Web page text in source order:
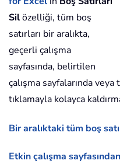
Silözelliği, tüm boş
satırları bir aralıkta,
geçerli çalışma
sayfasında, belirtilen
çalışma sayfalarında
tıklamayla kolayca
Bir aralıktaki tüm boş
Etkin çalışma